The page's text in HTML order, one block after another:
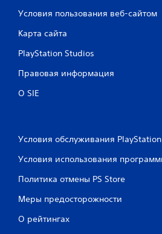
Условия пользования веб-сайтом
Карта сайта
PlayStation Studios
Правовая информация
О SIE
Условия обслуживания PlayStation
Условия использования
Политика отмены PS Store
Меры предосторожности
О рейтингах